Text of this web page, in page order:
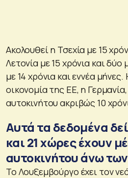
Ακολουθεί η Τσεχία με 15
Λετονία με 15 χρόνια και δύο
με 14 χρόνια και εννέα
οικονομία της ΕΕ, η
αυτοκινήτου ακριβώς 10
Αυτά τα δεδομένα
και 21 χώρες έχουν
αυτοκινήτου άνω
Το Λουξεμβούργο έχει τον